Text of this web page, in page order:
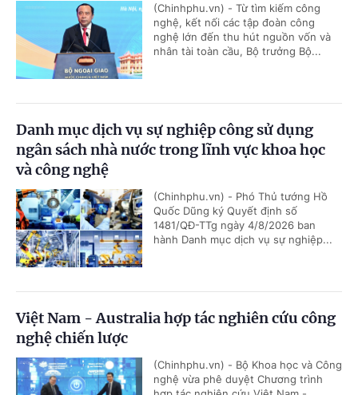
(Chinhphu.vn) - Từ tìm kiếm công
nghệ, kết nối các tập đoàn công
nghệ lớn đến thu hút nguồn vốn và
nhân tài toàn cầu, Bộ trưởng Bộ...
Danh mục dịch vụ sự nghiệp công sử dụng
ngân sách nhà nước trong lĩnh vực khoa học
và công nghệ
(Chinhphu.vn) - Phó Thủ tướng Hồ
Quốc Dũng ký Quyết định số
1481/QĐ-TTg ngày 4/8/2026 ban
hành Danh mục dịch vụ sự nghiệp...
Việt Nam - Australia hợp tác nghiên cứu công
nghệ chiến lược
(Chinhphu.vn) - Bộ Khoa học và Công
nghệ vừa phê duyệt Chương trình